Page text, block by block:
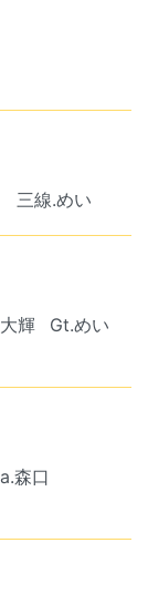
三線.めい
輝
Gt.めい
森口